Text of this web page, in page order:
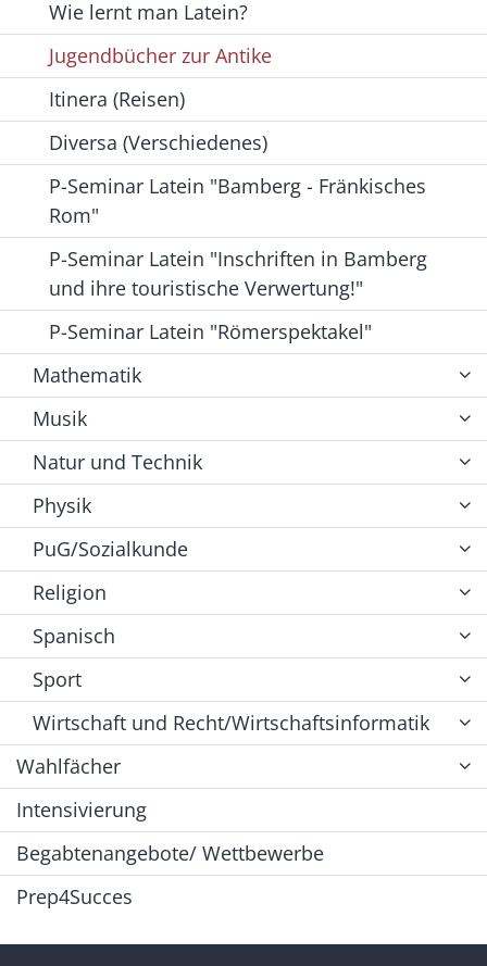
Wie lernt man Latein?
Jugendbücher zur Antike
Itinera (Reisen)
Diversa (Verschiedenes)
P-Seminar Latein "Bamberg - Fränkisches
Rom"
P-Seminar Latein "Inschriften in Bamberg
und ihre touristische Verwertung!"
P-Seminar Latein "Römerspektakel"
Mathematik
Musik
Natur und Technik
Physik
PuG/Sozialkunde
Religion
Spanisch
Sport
Wirtschaft und Recht/Wirtschaftsinformatik
Wahlfächer
Intensivierung
Begabtenangebote/ Wettbewerbe
Prep4Succes